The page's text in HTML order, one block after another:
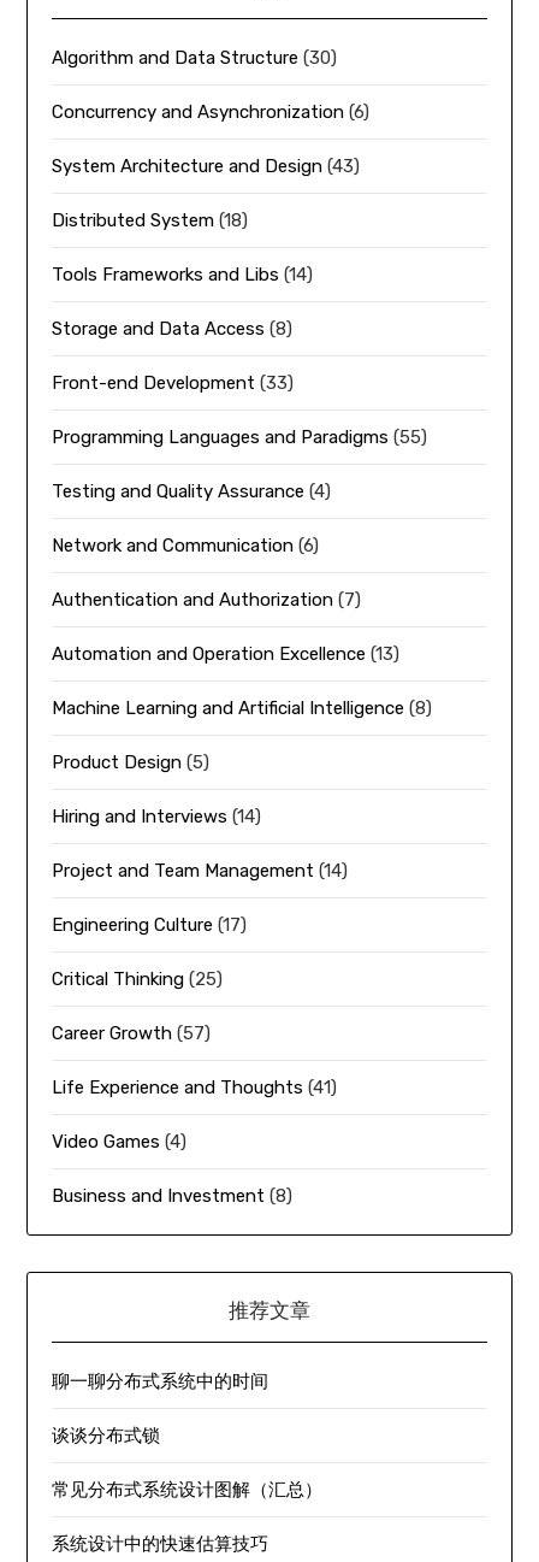
Algorithm and Data Structure (30)
Concurrency and Asynchronization (6)
System Architecture and Design (43)
Distributed System (18)
Tools Frameworks and Libs (14)
Storage and Data Access (8)
Front-end Development (33)
Programming Languages and Paradigms (55)
Testing and Quality Assurance (4)
Network and Communication (6)
Authentication and Authorization (7)
Automation and Operation Excellence (13)
Machine Learning and Artificial Intelligence (8)
Product Design (5)
Hiring and Interviews (14)
Project and Team Management (14)
Engineering Culture (17)
Critical Thinking (25)
Career Growth (57)
Life Experience and Thoughts (41)
Video Games (4)
Business and Investment (8)
推荐文章
聊一聊分布式系统中的时间
谈谈分布式锁
常见分布式系统设计图解（汇总）
系统设计中的快速估算技巧